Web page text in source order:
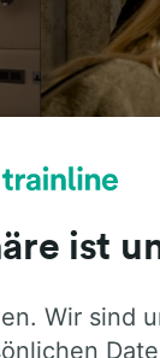
ist
Wir sind